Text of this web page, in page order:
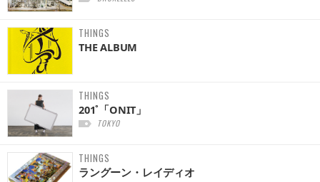
THINGS
THE ALBUM
THINGS
201˚「ONIT」
TOKYO
THINGS
ラングーン・レイディオ